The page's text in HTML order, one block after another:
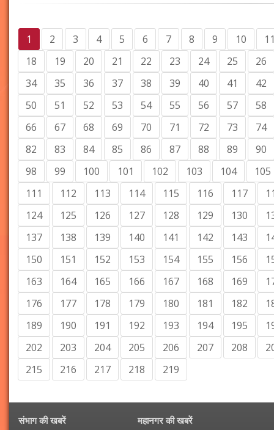
1 2 3 4 5 6 7 8 9 10
18
19 20 21 22 23 24 25
26
34
35 36 37 38 39 40 41
42
50
51 52 53 54 55 56 57
58
66
67 68 69 70 71 72 73
74
82
83 84 85 86 87 88 89
90
98
99 100 101 102 103 104
105
111
112 113 114 115 116 117
124
125 126 127 128 129 130
137
138 139 140 141 142 143
150
151 152 153 154 155 156
163
164 165 166 167 168 169
176
177 178 179 180 181 182
189
190 191 192 193 194 195
202
203 204 205 206 207 208
215
216 217 218 219
संभाग की खबरें महानगर की खबरें